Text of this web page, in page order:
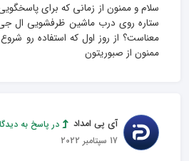
سلام و ممنون از زمانی که برای
ستاره روی درب ماشین ظرفشویی ال
معناست؟ از روز اول که استفاده رو
ممنون از صبوریتون
آی پی امداد
در پاسخ به
17 سپتامبر 2022